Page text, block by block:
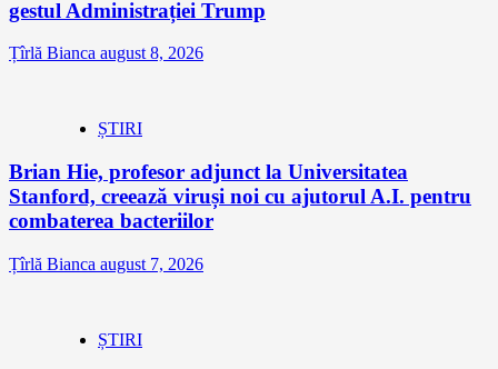
gestul Administrației Trump
Țîrlă Bianca august 8, 2026
ȘTIRI
Brian Hie, profesor adjunct la Universitatea
Stanford, creează viruși noi cu ajutorul A.I. pentru
combaterea bacteriilor
Țîrlă Bianca august 7, 2026
ȘTIRI